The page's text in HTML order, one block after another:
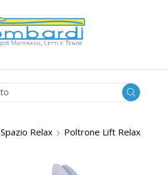
Spazio Relax Poltrone Lift Relax